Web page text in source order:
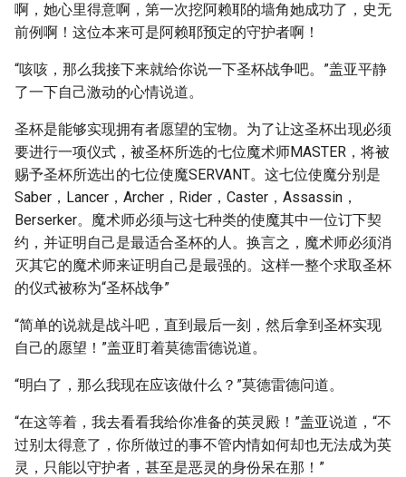
啊，她心里得意啊，第一次挖阿赖耶的墙角她成功了，史无
前例啊！这位本来可是阿赖耶预定的守护者啊！
“咳咳，那么我接下来就给你说一下圣杯战争吧。”盖亚平静
了一下自己激动的心情说道。
圣杯是能够实现拥有者愿望的宝物。为了让这圣杯出现必须
要进行一项仪式，被圣杯所选的七位魔术师MASTER，将被
赐予圣杯所选出的七位使魔SERVANT。这七位使魔分别是
Saber，Lancer，Archer，Rider，Caster，Assassin，
Berserker。魔术师必须与这七种类的使魔其中一位订下契
约，并证明自己是最适合圣杯的人。换言之，魔术师必须消
灭其它的魔术师来证明自己是最强的。这样一整个求取圣杯
的仪式被称为“圣杯战争”
“简单的说就是战斗吧，直到最后一刻，然后拿到圣杯实现
自己的愿望！”盖亚盯着莫德雷德说道。
“明白了，那么我现在应该做什么？”莫德雷德问道。
“在这等着，我去看看我给你准备的英灵殿！”盖亚说道，“不
过别太得意了，你所做过的事不管内情如何却也无法成为英
灵，只能以守护者，甚至是恶灵的身份呆在那！”